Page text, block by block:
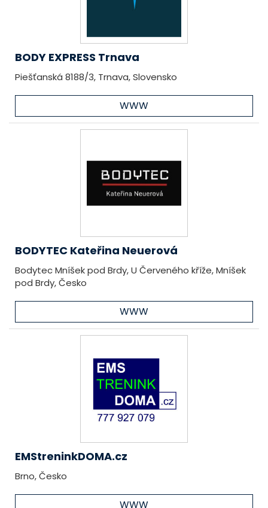
BODY EXPRESS Trnava
Piešťanská 8188/3, Trnava, Slovensko
WWW
BODYTEC Kateřina Neuerová
Bodytec Mníšek pod Brdy, U Červeného kříže, Mníšek
pod Brdy, Česko
WWW
EMStreninkDOMA.cz
Brno, Česko
WWW